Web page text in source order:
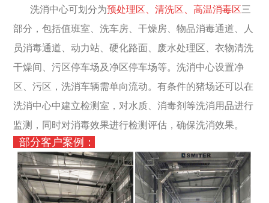
洗消中心可划分为预处理区、清洗区、高温消毒区三
部分，包括值班室、洗车房、干燥房、物品消毒通道、人
员消毒通道、动力站、硬化路面、废水处理区、衣物清洗
干燥间、污区停车场及净区停车场等。洗消中心设置净
区、污区，洗消车辆需单向流动。有条件的猪场还可以在
洗消中心中建立检测室，对水质、消毒剂等洗消用品进行
监测，同时对消毒效果进行检测评估，确保洗消效果。
部分客户案例：